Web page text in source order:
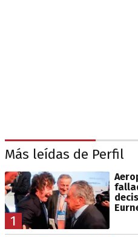
Más leídas de Perfil
1